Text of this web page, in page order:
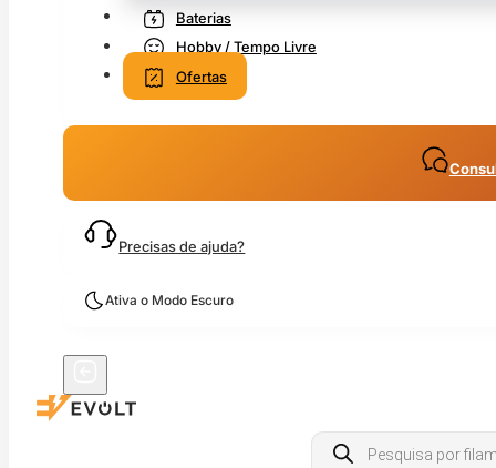
Baterias
Hobby / Tempo Livre
Ofertas
Precisas de ajuda?
Ativa o Modo Escuro
Products
search